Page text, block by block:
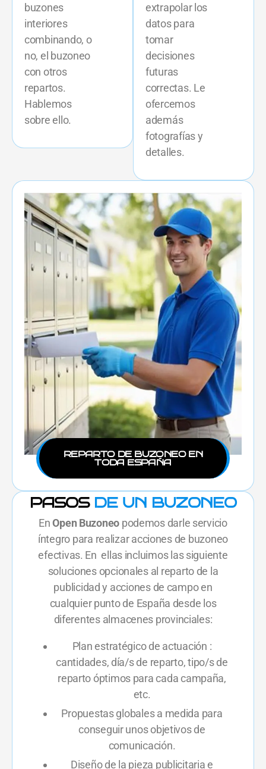
buzones
interiores
combinando, o
no, el buzoneo
con otros
repartos.
Hablemos
sobre ello.
extrapolar los
datos para
tomar
decisiones
futuras
correctas. Le
ofercemos
además
fotografías y
detalles.
REPARTO DE BUZONEO EN
TODA ESPAÑA
PASOS DE UN BUZONEO
EnOpen Buzoneo podemos darle servicio
íntegro para realizar acciones de buzoneo
efectivas. En ellas incluimos las siguiente
soluciones opcionales al reparto de la
publicidad y acciones de campo en
cualquier punto de España desde los
diferentes almacenes provinciales:
Plan estratégico de actuación :
cantidades, día/s de reparto, tipo/s de
reparto óptimos para cada campaña,
etc.
Propuestas globales a medida para
conseguir unos objetivos de
comunicación.
Diseño de la pieza publicitaria e